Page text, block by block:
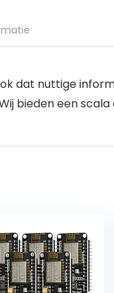
dat nuttige
bieden een